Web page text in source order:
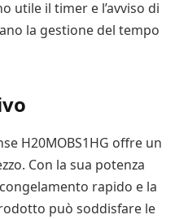
utile il timer e l’avviso di
la gestione del tempo
H20MOBS1HG offre un
Con la sua potenza
rapido e la
può soddisfare le